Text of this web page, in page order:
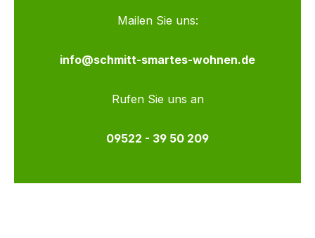
Mailen Sie uns:
info@schmitt-smartes-wohnen.de
Rufen Sie uns an
09522 - 39 50 209